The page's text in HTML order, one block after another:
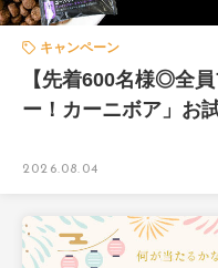
キャンペーン
【先着600名様◎全
ー！カーニボア」お
2026.08.04